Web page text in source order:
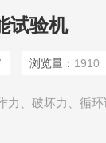
试验机
浏览量： 1910
力、破坏力、循